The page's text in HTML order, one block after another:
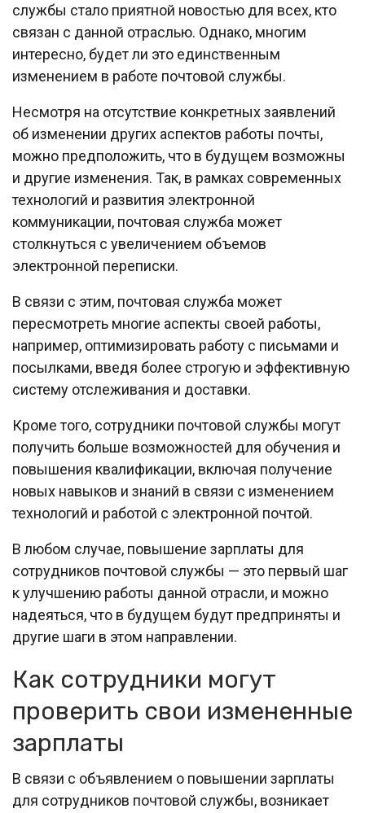
службы стало приятной новостью для всех, кто
связан с данной отраслью. Однако, многим
интересно, будет ли это единственным
изменением в работе почтовой службы.
Несмотря на отсутствие конкретных заявлений
об изменении других аспектов работы почты,
можно предположить, что в будущем возможны
и другие изменения. Так, в рамках современных
технологий и развития электронной
коммуникации, почтовая служба может
столкнуться с увеличением объемов
электронной переписки.
В связи с этим, почтовая служба может
пересмотреть многие аспекты своей работы,
например, оптимизировать работу с письмами и
посылками, введя более строгую и эффективную
систему отслеживания и доставки.
Кроме того, сотрудники почтовой службы могут
получить больше возможностей для обучения и
повышения квалификации, включая получение
новых навыков и знаний в связи с изменением
технологий и работой с электронной почтой.
В любом случае, повышение зарплаты для
сотрудников почтовой службы — это первый шаг
к улучшению работы данной отрасли, и можно
надеяться, что в будущем будут предприняты и
другие шаги в этом направлении.
Как сотрудники могут
проверить свои измененные
зарплаты
В связи с объявлением о повышении зарплаты
для сотрудников почтовой службы, возникает